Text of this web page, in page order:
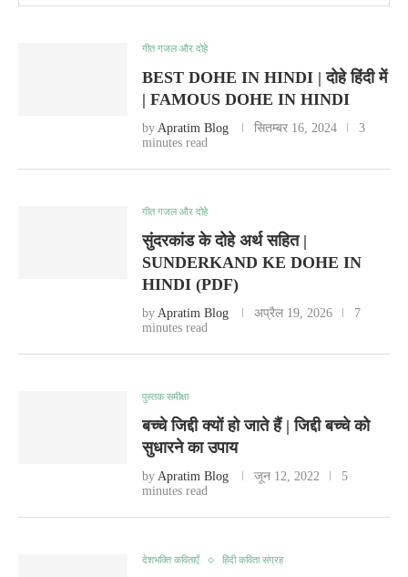
गीत गजल और दोहे
BEST DOHE IN HINDI | दोहे हिंदी में
| FAMOUS DOHE IN HINDI
by Apratim Blog सितम्बर 16, 2024
3
minutes read
गीत गजल और दोहे
सुंदरकांड के दोहे अर्थ सहित |
SUNDERKAND KE DOHE IN
HINDI (PDF)
by Apratim Blog अप्रैल 19, 2026
7
minutes read
पुस्तक समीक्षा
बच्चे जिद्दी क्यों हो जाते हैं | जिद्दी बच्चे को
सुधारने का उपाय
by Apratim Blog जून 12, 2022
5
minutes read
देशभक्ति कविताएँ हिंदी कविता संग्रह